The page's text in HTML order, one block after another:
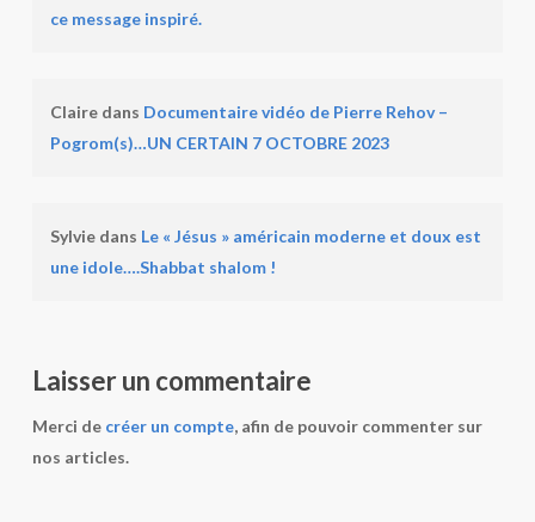
ce message inspiré.
Clairedans Documentaire vidéo de Pierre Rehov –
Pogrom(s)…UN CERTAIN 7 OCTOBRE 2023
Sylviedans Le « Jésus » américain moderne et doux est
une idole….Shabbat shalom !
Laisser un commentaire
Merci de créer un compte, afin de pouvoir commenter sur
nos articles.